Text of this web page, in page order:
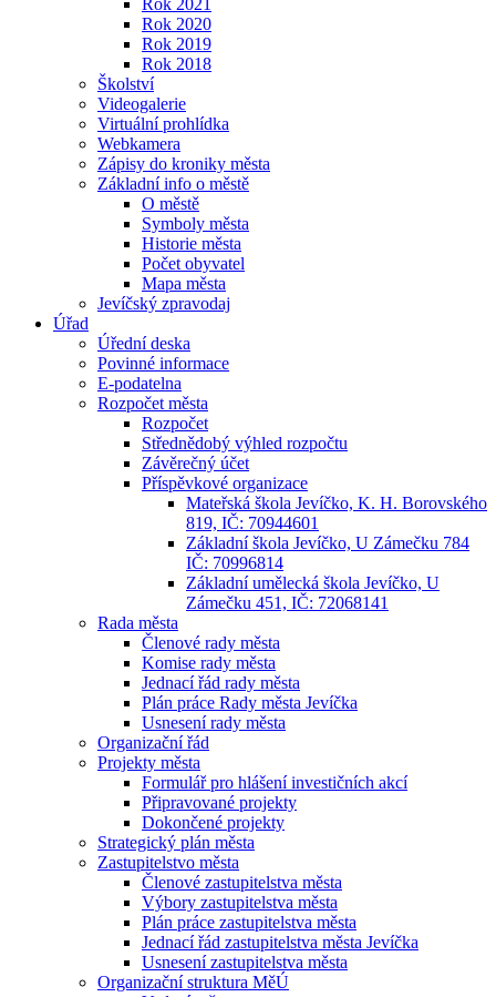
Rok 2021
Rok 2020
Rok 2019
Rok 2018
Školství
Videogalerie
Virtuální prohlídka
Webkamera
Zápisy do kroniky města
Základní info o městě
O městě
Symboly města
Historie města
Počet obyvatel
Mapa města
Jevíčský zpravodaj
Úřad
Úřední deska
Povinné informace
E-podatelna
Rozpočet města
Rozpočet
Střednědobý výhled rozpočtu
Závěrečný účet
Příspěvkové organizace
Mateřská škola Jevíčko, K. H. Borovského
819, IČ: 70944601
Základní škola Jevíčko, U Zámečku 784
IČ: 70996814
Základní umělecká škola Jevíčko, U
Zámečku 451, IČ: 72068141
Rada města
Členové rady města
Komise rady města
Jednací řád rady města
Plán práce Rady města Jevíčka
Usnesení rady města
Organizační řád
Projekty města
Formulář pro hlášení investičních akcí
Připravované projekty
Dokončené projekty
Strategický plán města
Zastupitelstvo města
Členové zastupitelstva města
Výbory zastupitelstva města
Plán práce zastupitelstva města
Jednací řád zastupitelstva města Jevíčka
Usnesení zastupitelstva města
Organizační struktura MěÚ